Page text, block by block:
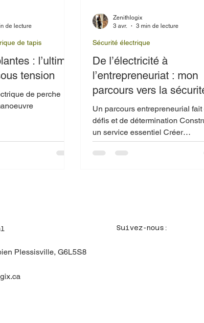
: l’ultime
tension
de perche
de tapis
de lecture
De l’électricité à
l’entrepreneuriat : mon
parcours vers la
avant tout
Un parcours entrepreneurial fait
défis et de détermination Construire
un service essentiel Créer
ZenithLogix n’a pas été simple :
développer une clientèle,
Sécurité électrique
Zenithlogix
3 avr.
3 min de lecture
Plessisville, G6L5S8
Suivez-nous: